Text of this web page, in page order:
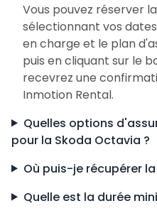
Vous pouvez réserver
sélectionnant vos
en charge et le plan
puis en cliquant sur le
recevrez une
Inmotion Rental.
Quelles options
pour la Skoda Octavia ?
Où puis-je récupérer
Quelle est la durée